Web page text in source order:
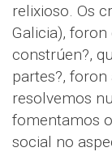
relixioso. Os
Galicia),
constrúen?,
partes?,
resolvemos
fomentamos
social no